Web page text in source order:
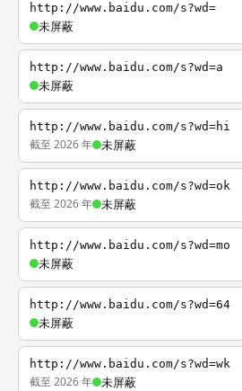
http://www.baidu.com/s?wd=
未屏蔽
http://www.baidu.com/s?wd=a
未屏蔽
http://www.baidu.com/s?wd=hi
截至 2026 年 未屏蔽
http://www.baidu.com/s?wd=ok
截至 2026 年 未屏蔽
http://www.baidu.com/s?wd=mo
未屏蔽
http://www.baidu.com/s?wd=64
未屏蔽
http://www.baidu.com/s?wd=wk
截至 2026 年 未屏蔽